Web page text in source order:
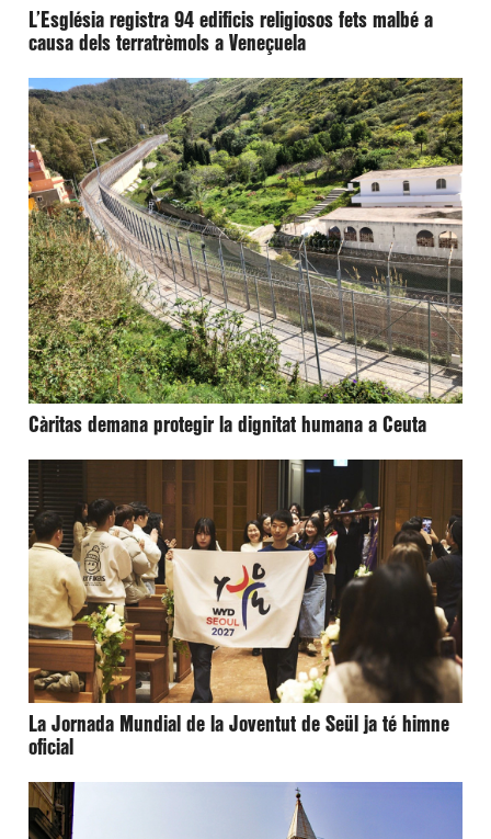
L’Església registra 94 edificis religiosos fets malbé a
causa dels terratrèmols a Veneçuela
Càritas demana protegir la dignitat humana a Ceuta
La Jornada Mundial de la Joventut de Seül ja té himne
oficial